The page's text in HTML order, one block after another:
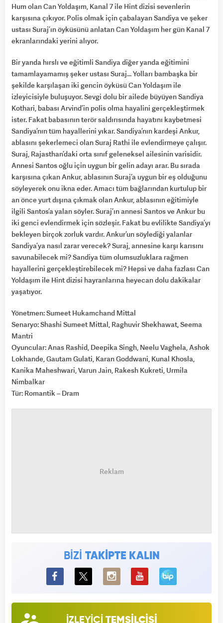
Hum olan Can Yoldaşım, Kanal 7 ile Hint dizisi sevenlerin
karşısına çıkıyor. Polis olmak için çabalayan Sandiya ve şeker
ustası Suraj’ın öyküsünü anlatan Can Yoldaşım her gün Kanal 7
ekranlarındaki yerini alıyor.
Bir yanda hırslı ve eğitimli Sandiya diğer yanda eğitimini
tamamlayamamış şeker ustası Suraj… Yolları bambaşka bir
şekilde karşılaşan iki gencin öyküsü Can Yoldaşım ile
izleyicisiyle buluşuyor. Sevgi dolu bir ailede büyüyen Sandiya
Kothari, babası Arvind’in polis olma hayalini gerçekleştirmek
ister. Fakat babasının terör saldırısında hayatını kaybetmesi
Sandiya’nın tüm hayallerini yıkar. Sandiya’nın kardeşi Ankur,
ablasını şekerlemeci olan Suraj Rathi ile evlendirmeye çalışır.
Suraj, Rajasthan’daki orta sınıf geleneksel ailesinin varisidir.
Annesi Santos oğlu için uygun bir gelin adayı arar. Bu sırada
karşısına çıkan Ankur, ablasının Suraj’a uygun bir eş olduğunu
söyleyerek onu ikna eder. Amacı tüm bağlarından kurtulup bir
an önce yurt dışına çıkmak olan Ankur, ablasının eğitimiyle
ilgili Santos’a yalan söyler. Suraj’ın annesi Santos ve Ankur bu
iki genci evlendirmek için sözleşir. Fakat bu evlilikte Sandiya’yı
bekleyen birçok zorluk vardır. Ankur’un söylediği yalanlar
Sandiya’ya nasıl zarar verecek? Suraj, annesine karşı karısını
savunabilecek mi? Sandiya tüm olumsuzluklara rağmen
hayallerini gerçekleştirebilecek mi? Hepsi ve daha fazlası Can
Yoldaşım ile Hint dizisi hayranlarına heyecan dolu dakikalar
yaşatıyor.
Yönetmen: Sumeet Hukamchand Mittal
Senaryo: Shashi Sumeet Mittal, Raghuvir Shekhawat, Seema
Mantri
Oyuncular: Anas Rashid, Deepika Singh, Neelu Vaghela, Ashok
Lokhande, Gautam Gulati, Karan Goddwani, Kunal Khosla,
Kanika Maheshwari, Varun Jain, Rakesh Kukreti, Urmila
Nimbalkar
Tür: Romantik – Dram
BİZİ TAKİPTE KALIN
BiP
İZLEYİCİ TEMSİLCİSİ